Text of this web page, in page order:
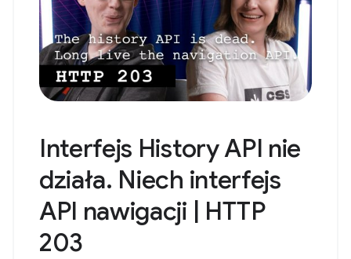
Interfejs History API nie
działa. Niech interfejs
API nawigacji | HTTP
203